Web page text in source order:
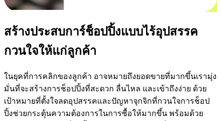
สร้างประสบการ์ช็อปปิ้งแบบไร้อุปสรรค
กวนใจให้แก่ลูกค้า
ในยุคที่การคลิกของลูกค้า อาจหมายถึงยอดขายที่มากขึ้นเรามุ่ง
มั่นที่จะสร้างการช็อปปิ้งที่สะดวก ลื่นไหล และเข้าถึงง่าย ด้วย
เป้าหมายที่ตั้งใจลดอุปสรรคและปัญหาจุกจิกที่กวนใจการช็อป
ปิ้งช่วยกระตุ้นความต้องการในการซื้อให้มากขึ้น พร้อมด้วย